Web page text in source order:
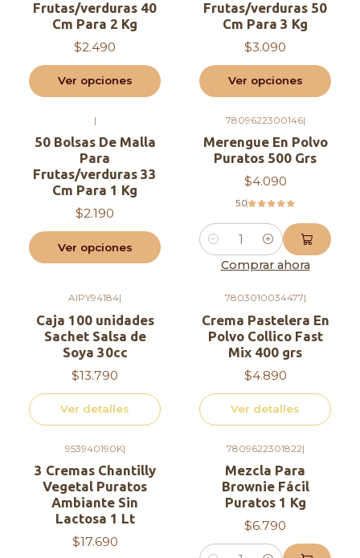
Frutas/verduras 40
Cm Para 2 Kg
$2.490
Ver opciones
Frutas/verduras 50
Cm Para 3 Kg
$3.090
Ver opciones
|
50 Bolsas De Malla
Para
Frutas/verduras 33
Cm Para 1 Kg
$2.190
Ver opciones
7809622300146|
Merengue En Polvo
Puratos 500 Grs
$4.090
5.0
Cantidad
Comprar ahora
AgotadoAIPY94184|
Caja 100 unidades
Sachet Salsa de
Soya 30cc
$13.790
Ver detalles
Agotado
7803010034477|
Crema Pastelera En
Polvo Collico Fast
Mix 400 grs
$4.890
Ver detalles
953940190K|
3 Cremas Chantilly
Vegetal Puratos
Ambiante Sin
Lactosa 1 Lt
$17.690
7809622301822|
Mezcla Para
Brownie Fácil
Puratos 1 Kg
$6.790